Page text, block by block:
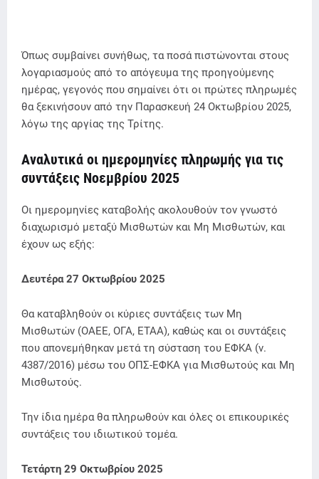
Όπως συμβαίνει συνήθως, τα ποσά πιστώνονται στους
λογαριασμούς από το απόγευμα της προηγούμενης
ημέρας, γεγονός που σημαίνει ότι οι πρώτες πληρωμές
θα ξεκινήσουν από την Παρασκευή 24 Οκτωβρίου 2025,
λόγω της αργίας της Τρίτης.
Αναλυτικά οι ημερομηνίες πληρωμής για τις
συντάξεις Νοεμβρίου 2025
Οι ημερομηνίες καταβολής ακολουθούν τον γνωστό
διαχωρισμό μεταξύ Μισθωτών και Μη Μισθωτών, και
έχουν ως εξής:
Δευτέρα 27 Οκτωβρίου 2025
Θα καταβληθούν οι κύριες συντάξεις των Μη
Μισθωτών (ΟΑΕΕ, ΟΓΑ, ΕΤΑΑ), καθώς και οι συντάξεις
που απονεμήθηκαν μετά τη σύσταση του ΕΦΚΑ (ν.
4387/2016) μέσω του ΟΠΣ-ΕΦΚΑ για Μισθωτούς και Μη
Μισθωτούς.
Την ίδια ημέρα θα πληρωθούν και όλες οι επικουρικές
συντάξεις του ιδιωτικού τομέα.
Τετάρτη 29 Οκτωβρίου 2025